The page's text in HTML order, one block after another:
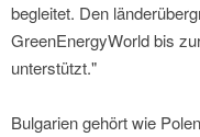
begleitet. Den
GreenEnergyWorld bis
unterstützt."
Bulgarien gehört wie